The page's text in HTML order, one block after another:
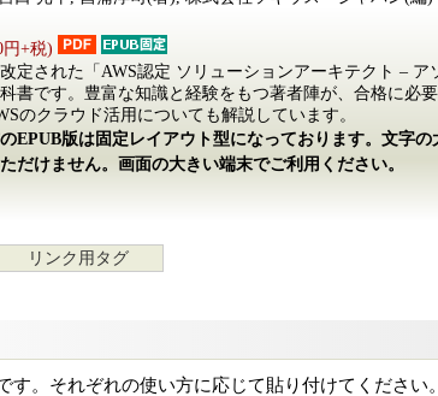
円+税)
定された「AWS認定 ソリューションアーキテクト –
書です。豊富な知識と経験をもつ著者陣が、合格に必
のクラウド活用についても解説しています。
のEPUB版は固定レイアウト型になっております。文字
だけません。画面の大きい端末でご利用ください。
リンク用タグ
す。それぞれの使い方に応じて貼り付けてください